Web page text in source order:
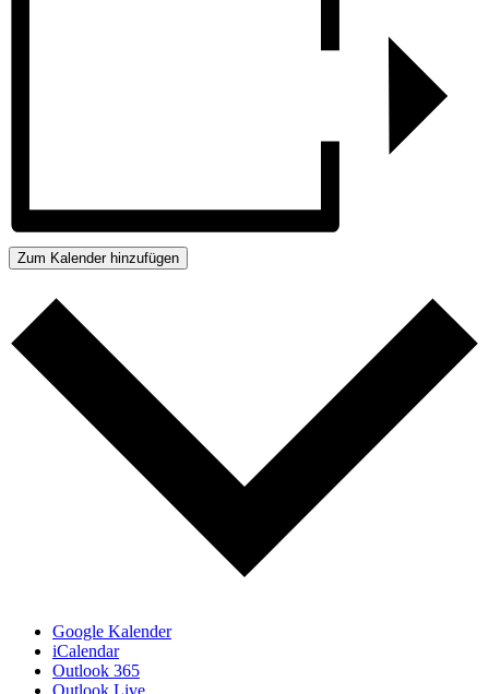
Zum Kalender hinzufügen
Google Kalender
iCalendar
Outlook 365
Outlook Live